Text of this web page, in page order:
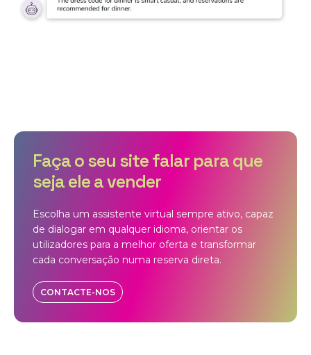
Faça o seu site falar para que
seja ele a vender
Escolha um assistente virtual sempre ativo, capaz
de dialogar em qualquer idioma, orientar os
utilizadores para a melhor oferta e transformar
cada conversação numa reserva direta.
CONTACTE-NOS